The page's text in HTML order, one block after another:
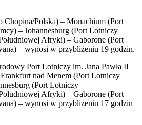
Chopina/Polska) – Monachium (Port
– Johannesburg (Port Lotniczy
Afryki) – Gaborone (Port
– wynosi w przybliżeniu 19 godzin.
Port Lotniczy im. Jana Pawła II
nad Menem (Port Lotniczy
(Port Lotniczy
Afryki) – Gaborone (Port
– wynosi w przybliżeniu 17 godzin